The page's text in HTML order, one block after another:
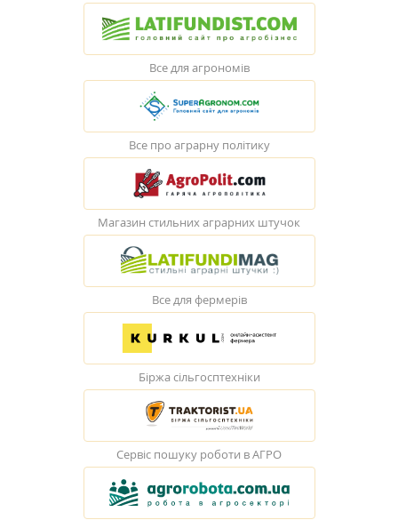
Все для агрономів
Все про аграрну політику
Магазин стильних аграрних штучок
Все для фермерів
Біржа сільгосптехніки
Сервіс пошуку роботи в АГРО